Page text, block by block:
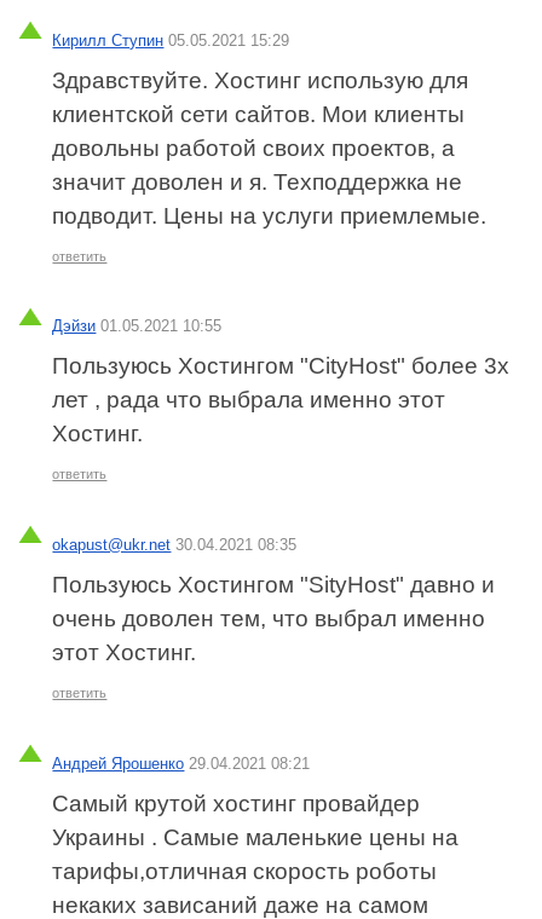
Кирилл Ступин 05.05.2021 15:29
Здравствуйте. Хостинг использую для
клиентской сети сайтов. Мои клиенты
довольны работой своих проектов, а
значит доволен и я. Техподдержка не
подводит. Цены на услуги приемлемые.
ответить
Дэйзи 01.05.2021 10:55
Пользуюсь Хостингом "CityHost" более 3х
лет , рада что выбрала именно этот
Хостинг.
ответить
okapust@ukr.net 30.04.2021 08:35
Пользуюсь Хостингом "SityHost" давно и
очень доволен тем, что выбрал именно
этот Хостинг.
ответить
Андрей Ярошенко 29.04.2021 08:21
Самый крутой хостинг провайдер
Украины . Самые маленькие цены на
тарифы,отличная скорость роботы
некаких зависаний даже на самом